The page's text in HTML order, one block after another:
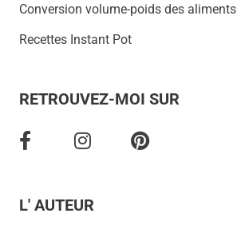
Conversion volume-poids des aliments
Recettes Instant Pot
RETROUVEZ-MOI SUR
L' AUTEUR